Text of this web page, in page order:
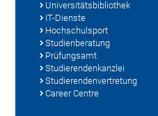
Universitätsbibliothek
IT-Dienste
Hochschulsport
Studienberatung
Prüfungsamt
Studierendenkanzlei
Studierendenvertretung
Career Centre